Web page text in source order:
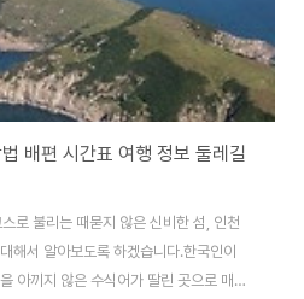
배편 시간표 여행 정보 둘레길
로 불리는 때묻지 않은 신비한 섬, 인천
해서 알아보도록 하겠습니다.한국인이
아끼지 않은 수식어가 딸린 곳으로 매우